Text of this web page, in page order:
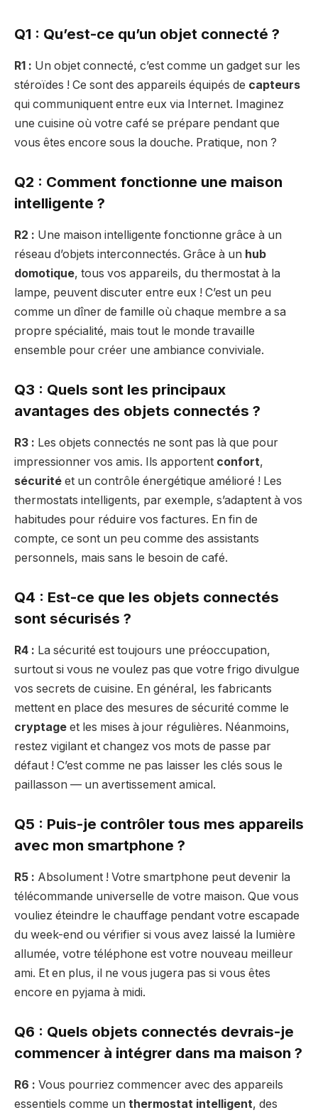
Q1 : Qu’est-ce qu’un objet connecté ?
R1 : Un objet connecté, c’est comme un gadget sur les
stéroïdes ! Ce sont des appareils équipés de capteurs
qui communiquent entre eux via Internet. Imaginez
une cuisine où votre café se prépare pendant que
vous êtes encore sous la douche. Pratique, non ?
Q2 : Comment fonctionne une maison
intelligente ?
R2 : Une maison intelligente fonctionne grâce à un
réseau d’objets interconnectés. Grâce à un hub
domotique, tous vos appareils, du thermostat à la
lampe, peuvent discuter entre eux ! C’est un peu
comme un dîner de famille où chaque membre a sa
propre spécialité, mais tout le monde travaille
ensemble pour créer une ambiance conviviale.
Q3 : Quels sont les principaux
avantages des objets connectés ?
R3 : Les objets connectés ne sont pas là que pour
impressionner vos amis. Ils apportent confort,
sécurité et un contrôle énergétique amélioré ! Les
thermostats intelligents, par exemple, s’adaptent à vos
habitudes pour réduire vos factures. En fin de
compte, ce sont un peu comme des assistants
personnels, mais sans le besoin de café.
Q4 : Est-ce que les objets connectés
sont sécurisés ?
R4 : La sécurité est toujours une préoccupation,
surtout si vous ne voulez pas que votre frigo divulgue
vos secrets de cuisine. En général, les fabricants
mettent en place des mesures de sécurité comme le
cryptage et les mises à jour régulières. Néanmoins,
restez vigilant et changez vos mots de passe par
défaut ! C’est comme ne pas laisser les clés sous le
paillasson — un avertissement amical.
Q5 : Puis-je contrôler tous mes appareils
avec mon smartphone ?
R5 : Absolument ! Votre smartphone peut devenir la
télécommande universelle de votre maison. Que vous
vouliez éteindre le chauffage pendant votre escapade
du week-end ou vérifier si vous avez laissé la lumière
allumée, votre téléphone est votre nouveau meilleur
ami. Et en plus, il ne vous jugera pas si vous êtes
encore en pyjama à midi.
Q6 : Quels objets connectés devrais-je
commencer à intégrer dans ma maison ?
R6 : Vous pourriez commencer avec des appareils
essentiels comme un thermostat intelligent, des